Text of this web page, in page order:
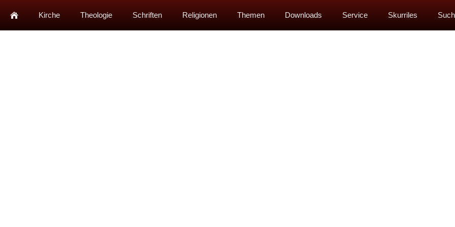
Kirche Theologie Schriften Religionen Themen Downloads Service Skurriles